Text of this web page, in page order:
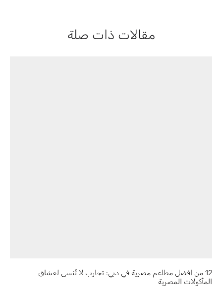
مقالات ذات صلة
12 من افضل مطاعم مصرية في دبي: تجارب لا تُنسى لعشاق
المأكولات المصرية